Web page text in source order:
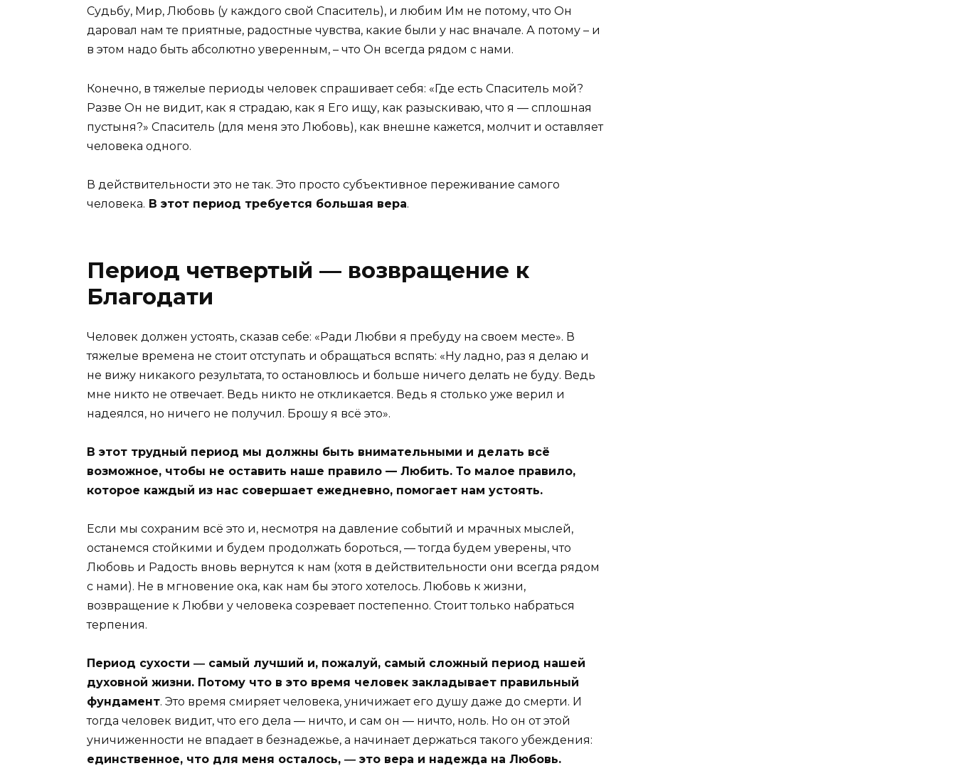
Судьбу, Мир, Любовь (у каждого свой Спаситель), и любим Им не потому, что Он
даровал нам те приятные, радостные чувства, какие были у нас вначале. А потому – и
в этом надо быть абсолютно уверенным, – что Он всегда рядом с нами.
Конечно, в тяжелые периоды человек спрашивает себя: «Где есть Спаситель мой?
Разве Он не видит, как я страдаю, как я Его ищу, как разыскиваю, что я — сплошная
пустыня?» Спаситель (для меня это Любовь), как внешне кажется, молчит и оставляет
человека одного.
В действительности это не так. Это просто субъективное переживание самого
человека. В этот период требуется большая вера.
Период четвертый — возвращение к
Благодати
Человек должен устоять, сказав себе: «Ради Любви я пребуду на своем месте». В
тяжелые времена не стоит отступать и обращаться вспять: «Ну ладно, раз я делаю и
не вижу никакого результата, то остановлюсь и больше ничего делать не буду. Ведь
мне никто не отвечает. Ведь никто не откликается. Ведь я столько уже верил и
надеялся, но ничего не получил. Брошу я всё это».
В этот трудный период мы должны быть внимательными и делать всё
возможное, чтобы не оставить наше правило — Любить. То малое правило,
которое каждый из нас совершает ежедневно, помогает нам устоять.
Если мы сохраним всё это и, несмотря на давление событий и мрачных мыслей,
останемся стойкими и будем продолжать бороться, — тогда будем уверены, что
Любовь и Радость вновь вернутся к нам (хотя в действительности они всегда рядом
с нами). Не в мгновение ока, как нам бы этого хотелось. Любовь к жизни,
возвращение к Любви у человека созревает постепенно. Стоит только набраться
терпения.
Период сухости ― самый лучший и, пожалуй, самый сложный период нашей
духовной жизни. Потому что в это время человек закладывает правильный
фундамент. Это время смиряет человека, уничижает его душу даже до смерти. И
тогда человек видит, что его дела ― ничто, и сам он ― ничто, ноль. Но он от этой
уничиженности не впадает в безнадежье, а начинает держаться такого убеждения:
единственное, что для меня осталось, ― это вера и надежда на Любовь.